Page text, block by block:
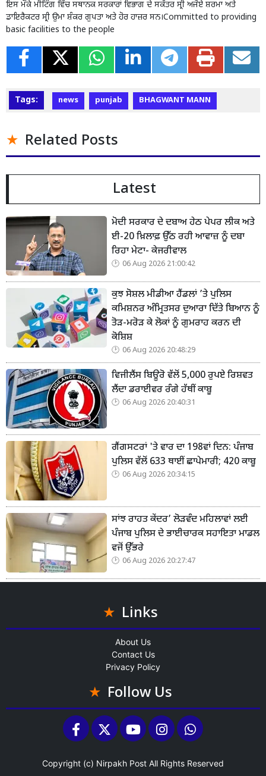
ਇਸ ਮੌਕੇ ਮੀਟਿੰਗ ਵਿੱਚ ਸਥਾਨਕ ਸਰਕਾਰਾਂ ਵਿਭਾਗ ਦੇ ਸਕੱਤਰ ਸ੍ਰੀ ਅਜੋਏ ਸ਼ਰਮਾ ਅਤੇ
ਡਾਇਰੈਕਟਰ ਸ੍ਰੀ ਉਮਾ ਸ਼ੰਕਰ ਗੁਪਤਾ ਅਤੇ ਹੋਰ ਹਾਜ਼ਰ ਸਨ।Committed to providing
basic facilities to the people
Tags: news punjab BHAGWANT MANN
Related Posts
Latest
ਮੋਦੀ ਸਰਕਾਰ ਦੇ ਦਬਾਅ ਹੇਠ ਪੇਪਰ ਲੀਕ ਅਤੇ
ਈ-20 ਖ਼ਿਲਾਫ਼ ਉੱਠ ਰਹੀ ਆਵਾਜ਼ ਨੂੰ ਦਬਾ
ਰਿਹਾ ਮੇਟਾ- ਕੇਜਰੀਵਾਲ
06 Aug 2026 21:00:42
ਕੁਝ ਸੋਸ਼ਲ ਮੀਡੀਆ ਹੈਂਡਲਾਂ ’ਤੇ ਪੁਲਿਸ
ਕਮਿਸ਼ਨਰ ਅੰਮ੍ਰਿਤਸਰ ਦੁਆਰਾ ਦਿੱਤੇ ਬਿਆਨ ਨੂੰ
ਤੋੜ-ਮਰੋੜ ਕੇ ਲੋਕਾਂ ਨੂੰ ਗੁਮਰਾਹ ਕਰਨ ਦੀ
ਕੋਸ਼ਿਸ਼
06 Aug 2026 20:48:29
ਵਿਜੀਲੈਂਸ ਬਿਊਰੋ ਵੱਲੋਂ 5,000 ਰੁਪਏ ਰਿਸ਼ਵਤ
ਲੈਂਦਾ ਡਰਾਈਵਰ ਰੰਗੇ ਹੱਥੀਂ ਕਾਬੂ
06 Aug 2026 20:40:31
ਗੈਂਗਸਟਰਾਂ 'ਤੇ ਵਾਰ ਦਾ 198ਵਾਂ ਦਿਨ: ਪੰਜਾਬ
ਪੁਲਿਸ ਵੱਲੋਂ 633 ਥਾਈਂ ਛਾਪੇਮਾਰੀ; 420 ਕਾਬੂ
06 Aug 2026 20:34:15
ਸਾਂਝ ਰਾਹਤ ਕੇਂਦਰ’ ਲੋੜਵੰਦ ਮਹਿਲਾਵਾਂ ਲਈ
ਪੰਜਾਬ ਪੁਲਿਸ ਦੇ ਭਾਈਚਾਰਕ ਸਹਾਇਤਾ ਮਾਡਲ
ਵਜੋਂ ਉੱਭਰੇ
06 Aug 2026 20:27:47
Links
About Us
Contact Us
Privacy Policy
Follow Us
Copyright (c) Nirpakh Post All Rights Reserved